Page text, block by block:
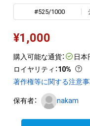
#525/1000
¥1,000
購入可能な通貨： 日本
ロイヤリティ ：10%
著作権等に関する注意
保有者： nakam